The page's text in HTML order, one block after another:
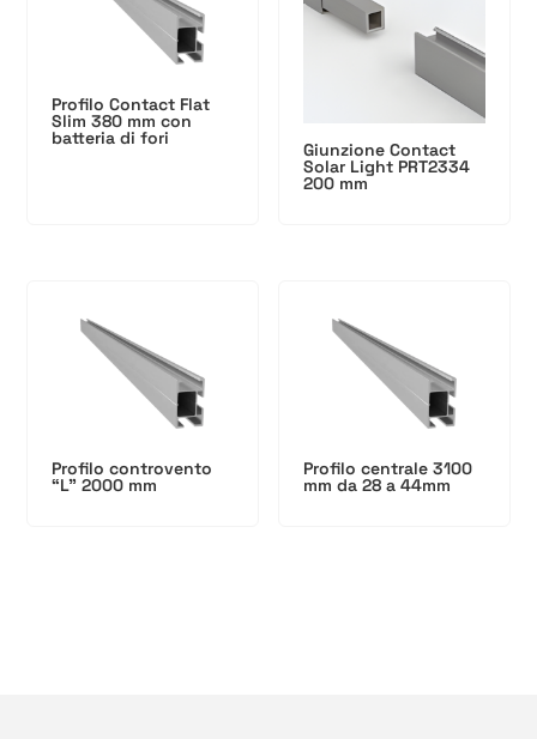
Profilo Contact Flat
Slim 380 mm con
batteria di fori
Giunzione Contact
Solar Light PRT2334
200 mm
Profilo controvento
“L” 2000 mm
Profilo centrale 3100
mm da 28 a 44mm